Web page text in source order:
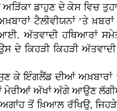
ਡਾਹੁਣ ਦੇ ਕੇਸ ਵਿਚ
ਟੈਲੀਵੀਯਨਾਂ ’ਤੇ
ਅੱਤਵਾਦੀ ਹਥਿਆਰਾਂ ਸਮੇਤ
ਦੇ ਕਿਹੜੀ ਕਿਹੜੀ
ਕੇ ਇੰਗਲੈਂਡ ਦੀਆਂ
ਮੇਰੀਆਂ ਅੱਖਾਂ ਅੱਗੇ ਆਉਣ
ਅਗਾਂਹ ਤੋਂ ਖ਼ਿਆਲ ਰੱਖਿਉ,